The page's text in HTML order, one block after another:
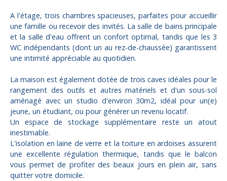
A l'étage, trois chambres spacieuses, parfaites pour accueillir
une famille ou recevoir des invités. La salle de bains principale
et la salle d'eau offrent un confort optimal, tandis que les 3
WC indépendants (dont un au rez-de-chaussée) garantissent
une intimité appréciable au quotidien.
La maison est également dotée de trois caves idéales pour le
rangement des outils et autres matériels et d'un sous-sol
aménagé avec un studio d'environ 30m2, idéal pour un(e)
jeune, un étudiant, ou pour générer un revenu locatif.
Un espace de stockage supplémentaire reste un atout
inestimable.
L'isolation en laine de verre et la toiture en ardoises assurent
une excellente régulation thermique, tandis que le balcon
vous permet de profiter des beaux jours en plein air, sans
quitter votre domicile.